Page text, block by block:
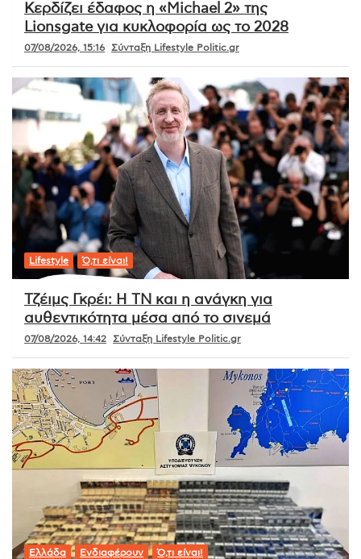
Κερδίζει έδαφος η «Michael 2» της
Lionsgate για κυκλοφορία ως το 2028
07/08/2026, 15:16 Σύνταξη Lifestyle Politic.gr
Lifestyle Ό,τι είναι!
Τζέιμς Γκρέι: Η ΤΝ και η ανάγκη για
αυθεντικότητα μέσα από το σινεμά
07/08/2026, 14:42 Σύνταξη Lifestyle Politic.gr
Ελλάδα Ενδιαφέρουν Ό,τι είναι!